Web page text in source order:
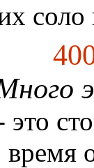
соло
время